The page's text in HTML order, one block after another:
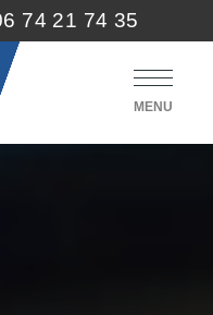
74 21 74 35
MENU